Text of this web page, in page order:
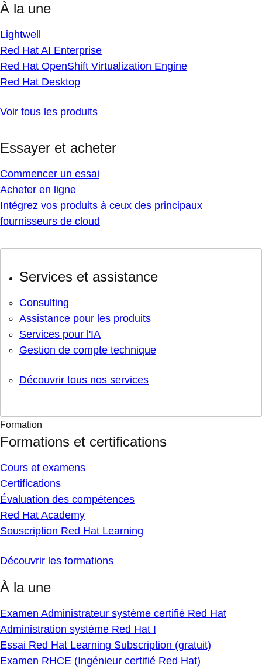
À la une
Lightwell
Red Hat AI Enterprise
Red Hat OpenShift Virtualization Engine
Red Hat Desktop
Voir tous les produits
Essayer et acheter
Commencer un essai
Acheter en ligne
Intégrez vos produits à ceux des principaux
fournisseurs de cloud
Services et assistance
Consulting
Assistance pour les produits
Services pour l'IA
Gestion de compte technique
Découvrir tous nos services
Formation
Formations et certifications
Cours et examens
Certifications
Évaluation des compétences
Red Hat Academy
Souscription Red Hat Learning
Découvrir les formations
À la une
Examen Administrateur système certifié Red Hat
Administration système Red Hat I
Essai Red Hat Learning Subscription (gratuit)
Examen RHCE (Ingénieur certifié Red Hat)